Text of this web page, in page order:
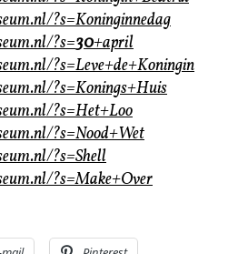
?s=Koninginnedag
?s=30+april
?s=Leve+de+Koningin
?s=Konings+Huis
?s=Het+Loo
?s=Nood+Wet
?s=Shell
?s=Make+Over